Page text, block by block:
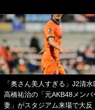
「奥さん美人すぎる」J2清水
高橋祐治の「元AKB48メンバ
妻」がスタジアム来場で大反